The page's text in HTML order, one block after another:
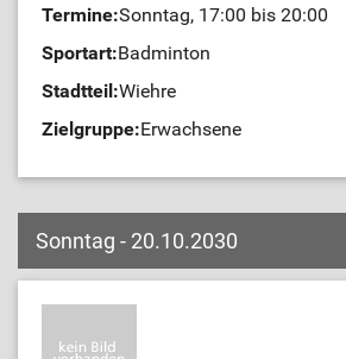
Termine:Sonntag, 17:00 bis 20:00
Sportart:Badminton
Stadtteil:Wiehre
Zielgruppe:Erwachsene
Sonntag - 20.10.2030